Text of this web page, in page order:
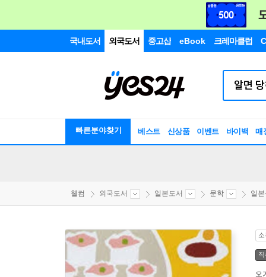
국내도서 외국도서 중고샵 eBook 크레마클럽
빠른분야찾기 베스트 신상품 이벤트 바이백 매
웰컴 외국도서 일본도서 문학 일
오